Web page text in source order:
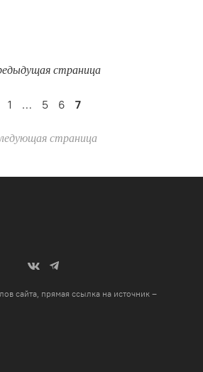
страница
1 … 5 6 7
страница
сайта, прямая ссылка на источник –